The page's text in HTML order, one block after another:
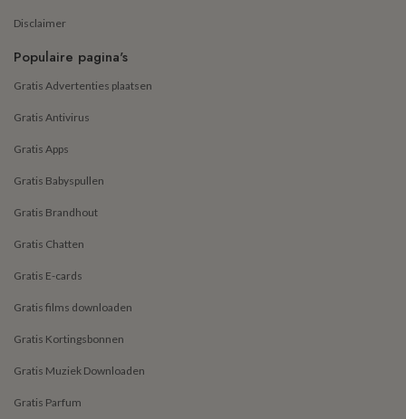
Disclaimer
Populaire pagina's
Gratis Advertenties plaatsen
Gratis Antivirus
Gratis Apps
Gratis Babyspullen
Gratis Brandhout
Gratis Chatten
Gratis E-cards
Gratis films downloaden
Gratis Kortingsbonnen
Gratis Muziek Downloaden
Gratis Parfum